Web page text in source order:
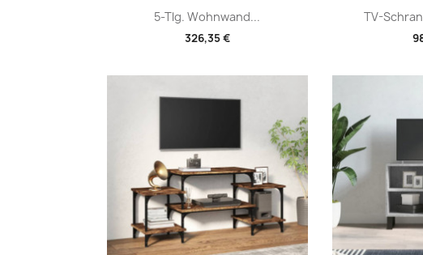
5-Tlg. Wohnwand...
326,35 €
Vorschau TV- 